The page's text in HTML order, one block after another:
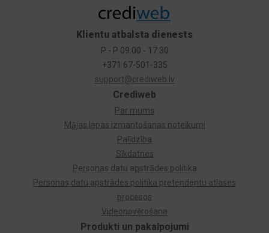
Produkti un pakalpojumi
Crediweb
Par mums
Mājas lapas izmantošanas noteikumi
Palīdzība
Sīkdatnes
Personas datu apstrādes politika
Personas datu apstrādes politika pretendentu atlases
procesos
Videonovērošana
Klientu atbalsta dienests
P - P 09:00 - 17:30
+371 67-501-335
support@crediweb.lv